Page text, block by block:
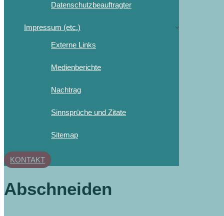
Datenschutzbeauftragter
Impressum (etc.)
Externe Links
Medienberichte
Nachtrag
Sinnsprüche und Zitate
Sitemap
KONTAKT
Abschneiden